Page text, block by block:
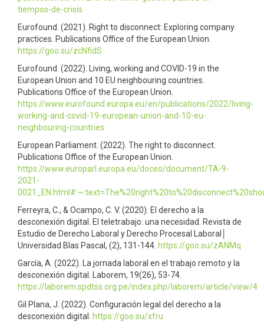
tiempos-de-crisis
Eurofound. (2021). Right to disconnect: Exploring company
practices. Publications Office of the European Union.
https://goo.su/zcNfidS
Eurofound. (2022). Living, working and COVID-19 in the
European Union and 10 EU neighbouring countries.
Publications Office of the European Union.
https://www.eurofound.europa.eu/en/publications/2022/living-
working-and-covid-19-european-union-and-10-eu-
neighbouring-countries
European Parliament. (2022). The right to disconnect.
Publications Office of the European Union.
https://www.europarl.europa.eu/doceo/document/TA-9-
2021-
Ferreyra, C., & Ocampo, C. V. (2020). El derecho a la
desconexión digital. El teletrabajo: una necesidad. Revista de
Estudio de Derecho Laboral y Derecho Procesal Laboral│
Universidad Blas Pascal, (2), 131-144. https://goo.su/zANMq
García, A. (2022). La jornada laboral en el trabajo remoto y la
desconexión digital. Laborem, 19(26), 53-74.
https://laborem.spdtss.org.pe/index.php/laborem/article/view/4
Gil Plana, J. (2022). Configuración legal del derecho a la
desconexión digital. https://goo.su/xfru